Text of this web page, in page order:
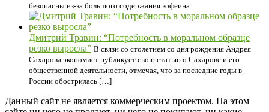
безопасны из-за большого содержания кофеина.
Дмитрий Травин: “Потребность в моральном образце
резко выросла” В связи со столетием со дня рождения Андрея
Сахарова экономист публикует свою статью о Сахарове и его
общественной деятельности, отмечая, что за последние годы в
России обострилась […]
Данный сайт не является коммерческим проектом. На этом